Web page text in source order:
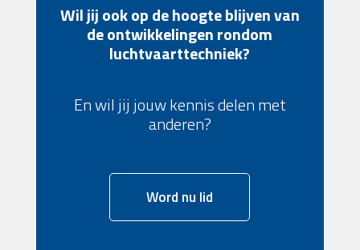
Wil jij ook op de hoogte blijven van
de ontwikkelingen rondom
luchtvaarttechniek?
En wil jij jouw kennis delen met
anderen?
Word nu lid